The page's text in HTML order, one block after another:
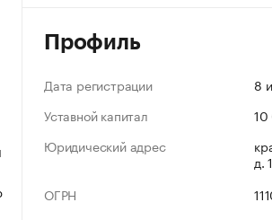
Профиль
Дата регистрации
8
Уставной капитал
Юридический адрес
д.
ОГРН